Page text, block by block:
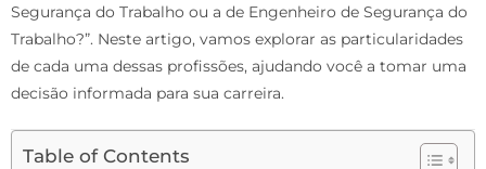
Segurança do Trabalho ou a de Engenheiro de Segurança do
Trabalho?”. Neste artigo, vamos explorar as particularidades
de cada uma dessas profissões, ajudando você a tomar uma
decisão informada para sua carreira.
Table of Contents